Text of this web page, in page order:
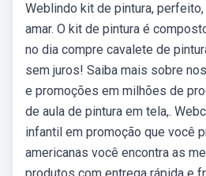
Weblindo kit de pintura,
amar. O kit de pintura é
no dia compre cavalete de
sem juros! Saiba mais sobre
e promoções em milhões de
de aula de pintura em tela,.
infantil em promoção que você
americanas você encontra as